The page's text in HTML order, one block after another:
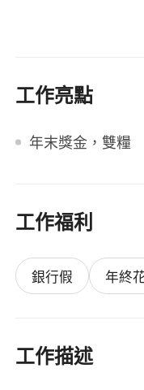
工作亮點
年末獎金，雙糧
工作福利
銀行假 年終
工作描述